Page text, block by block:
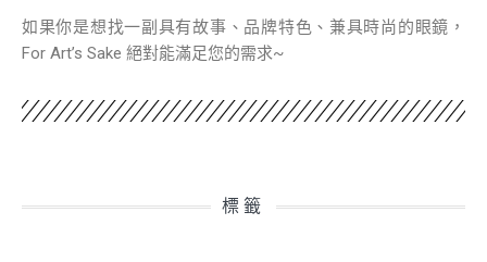
如果你是想找一副具有故事、品牌特色、兼具時尚的眼鏡，
For Art’s Sake 絕對能滿足您的需求~
標籤